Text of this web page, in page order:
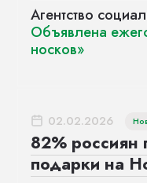
Агентство
Объявлена
носков»
02.02.2026
82%
подарки на